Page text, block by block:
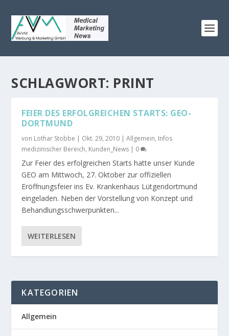
SCHLAGWORT: PRINT
FEIER DES ERFOLGREICHEN STARTS: GEO-
DORTMUND
von Lothar Stobbe | Okt. 29, 2010 |Allgemein, Infos
medizinischer Bereich, Kunden_News | 0
Zur Feier des erfolgreichen Starts hatte unser Kunde
GEO am Mittwoch, 27. Oktober zur offiziellen
Eröffnungsfeier ins Ev. Krankenhaus Lütgendortmund
eingeladen. Neben der Vorstellung von Konzept und
Behandlungsschwerpunkten...
WEITERLESEN
KATEGORIEN
Allgemein